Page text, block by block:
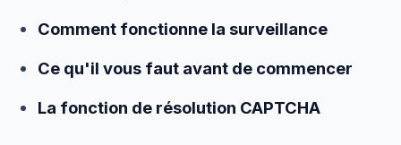
Comment fonctionne la surveillance
Ce qu'il vous faut avant de commencer
La fonction de résolution CAPTCHA